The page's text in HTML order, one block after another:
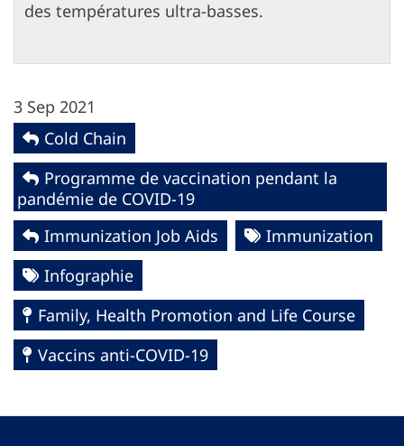
des températures ultra-basses.
3 Sep 2021
Cold Chain
Programme de vaccination pendant la
pandémie de COVID-19
Immunization Job Aids
Immunization
Infographie
Family, Health Promotion and Life Course
Vaccins anti-COVID-19